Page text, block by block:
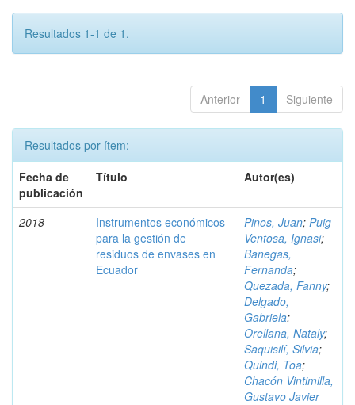
Resultados 1-1 de 1.
Anterior 1 Siguiente
Resultados por ítem:
Fecha de
publicación
Título Autor(es)
2018
Instrumentos económicos
para la gestión de
residuos de envases en
Ecuador
Pinos, Juan; Puig
Ventosa, Ignasi;
Banegas,
Fernanda;
Quezada, Fanny;
Delgado,
Gabriela;
Orellana, Nataly;
Saquisilí, Silvia;
Quindi, Toa;
Chacón Vintimilla,
Gustavo Javier